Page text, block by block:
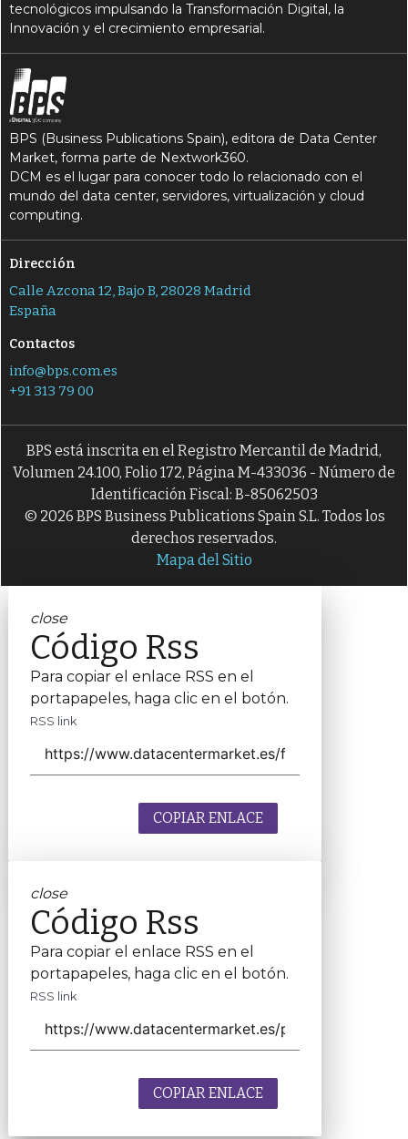
tecnológicos impulsando la Transformación Digital, la
Innovación y el crecimiento empresarial.
BPS (Business Publications Spain), editora de Data Center
Market, forma parte de Nextwork360.
DCM es el lugar para conocer todo lo relacionado con el
mundo del data center, servidores, virtualización y cloud
computing.
Dirección
Calle Azcona 12, Bajo B, 28028 Madrid
España
Contactos
info@bps.com.es
+91 313 79 00
BPS está inscrita en el Registro Mercantil de Madrid,
Volumen 24.100, Folio 172, Página M-433036 - Número de
Identificación Fiscal: B-85062503
© 2026 BPS Business Publications Spain S.L. Todos los
derechos reservados.
Mapa del Sitio
close
Código Rss
Para copiar el enlace RSS en el
portapapeles, haga clic en el botón.
RSS link
COPIAR ENLACE
close
Código Rss
Para copiar el enlace RSS en el
portapapeles, haga clic en el botón.
RSS link
COPIAR ENLACE